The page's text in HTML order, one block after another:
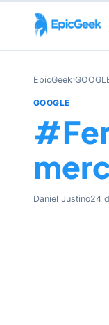
EpicGeek›
GOOGLE
Daniel Justino24